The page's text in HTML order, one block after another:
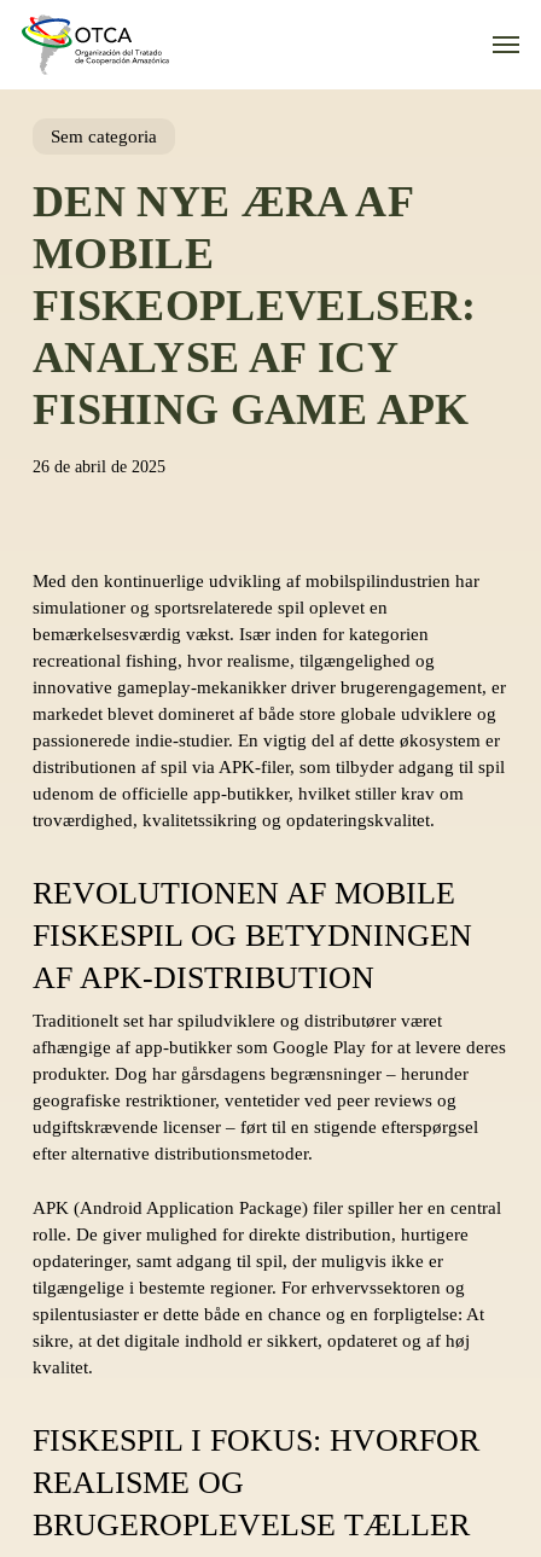
content
Menu
Sem categoria
DEN NYE ÆRA AF
MOBILE
FISKEOPLEVELSER:
ANALYSE AF ICY
FISHING GAME APK
26 de abril de 2025
Med den kontinuerlige udvikling af mobilspilindustrien har
simulationer og sportsrelaterede spil oplevet en
bemærkelsesværdig vækst. Især inden for kategorien
recreational fishing, hvor realisme, tilgængelighed og
innovative gameplay-mekanikker driver brugerengagement, er
markedet blevet domineret af både store globale udviklere og
passionerede indie-studier. En vigtig del af dette økosystem er
distributionen af spil via APK-filer, som tilbyder adgang til spil
udenom de officielle app-butikker, hvilket stiller krav om
troværdighed, kvalitetssikring og opdateringskvalitet.
REVOLUTIONEN AF MOBILE
FISKESPIL OG BETYDNINGEN
AF APK-DISTRIBUTION
Traditionelt set har spiludviklere og distributører været
afhængige af app-butikker som Google Play for at levere deres
produkter. Dog har gårsdagens begrænsninger – herunder
geografiske restriktioner, ventetider ved peer reviews og
udgiftskrævende licenser – ført til en stigende efterspørgsel
efter alternative distributionsmetoder.
APK (Android Application Package) filer spiller her en central
rolle. De giver mulighed for direkte distribution, hurtigere
opdateringer, samt adgang til spil, der muligvis ikke er
tilgængelige i bestemte regioner. For erhvervssektoren og
spilentusiaster er dette både en chance og en forpligtelse: At
sikre, at det digitale indhold er sikkert, opdateret og af høj
kvalitet.
FISKESPIL I FOKUS: HVORFOR
REALISME OG
BRUGEROPLEVELSE TÆLLER